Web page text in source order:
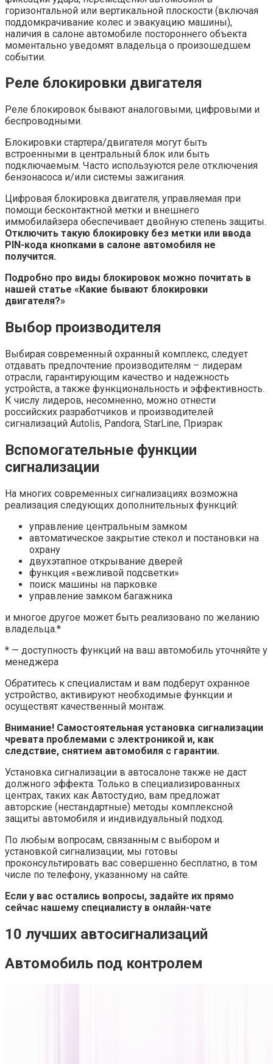
горизонтальной или вертикальной плоскости (включая
поддомкрачивание колес и эвакуацию машины),
наличия в салоне автомобиле постороннего объекта
моментально уведомят владельца о произошедшем
событии.
Реле блокировки двигателя
Реле блокировок бывают аналоговыми, цифровыми и
беспроводными.
Блокировки стартера/двигателя могут быть
встроенными в центральный блок или быть
подключаемым. Часто используются реле отключения
бензонасоса и/или системы зажигания.
Цифровая блокировка двигателя, управляемая при
помощи бесконтактной метки и внешнего
иммобилайзера обеспечивает двойную степень защиты.
Отключить такую блокировку без метки или ввода
PIN-кода кнопками в салоне автомобиля не
получится.
Подробно про виды блокировок можно почитать в
нашей статье «Какие бывают блокировки
двигателя?»
Выбор производителя
Выбирая современный охранный комплекс, следует
отдавать предпочтение производителям – лидерам
отрасли, гарантирующим качество и надежность
устройств, а также функциональность и эффективность.
К числу лидеров, несомненно, можно отнести
российских разработчиков и производителей
сигнализаций Autolis, Pandora, StarLine, Призрак
Вспомогательные функции
сигнализации
На многих современных сигнализациях возможна
реализация следующих дополнительных функций:
управление центральным замком
автоматическое закрытие стекол и постановки на
охрану
двухэтапное открывание дверей
функция «вежливой подсветки»
поиск машины на парковке
управление замком багажника
и многое другое может быть реализовано по желанию
владельца.*
* — доступность функций на ваш автомобиль уточняйте у
менеджера
Обратитесь к специалистам и вам подберут охранное
устройство, активируют необходимые функции и
осуществят качественный монтаж.
Внимание! Самостоятельная установка сигнализации
чревата проблемами с электроникой и, как
следствие, снятием автомобиля с гарантии.
Установка сигнализации в автосалоне также не даст
должного эффекта. Только в специализированных
центрах, таких как Автостудио, вам предложат
авторские (нестандартные) методы комплексной
защиты автомобиля и индивидуальный подход.
По любым вопросам, связанным с выбором и
установкой сигнализации, мы готовы
проконсультировать вас совершенно бесплатно, в том
числе по телефону, указанному на сайте.
Если у вас остались вопросы, задайте их прямо
сейчас нашему специалисту в онлайн-чате
10 лучших автосигнализаций
Автомобиль под контролем